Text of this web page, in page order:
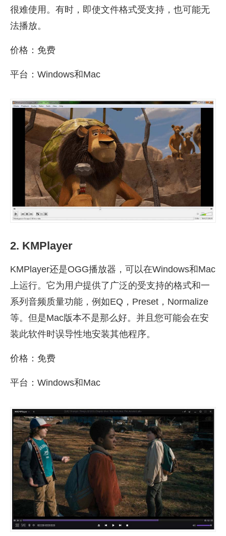
很难使用。有时，即使文件格式受支持，也可能无
法播放。
价格：免费
平台：Windows和Mac
2. KMPlayer
KMPlayer还是OGG播放器，可以在Windows和Mac
上运行。它为用户提供了广泛的受支持的格式和一
系列音频质量功能，例如EQ，Preset，Normalize
等。但是Mac版本不是那么好。并且您可能会在安
装此软件时误导性地安装其他程序。
价格：免费
平台：Windows和Mac